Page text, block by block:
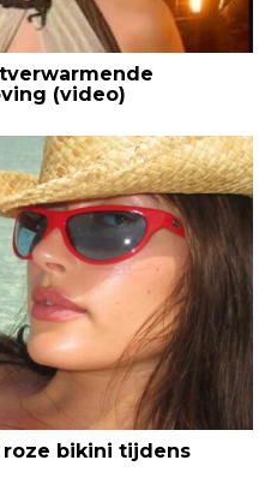
(video)
roze bikini tijdens